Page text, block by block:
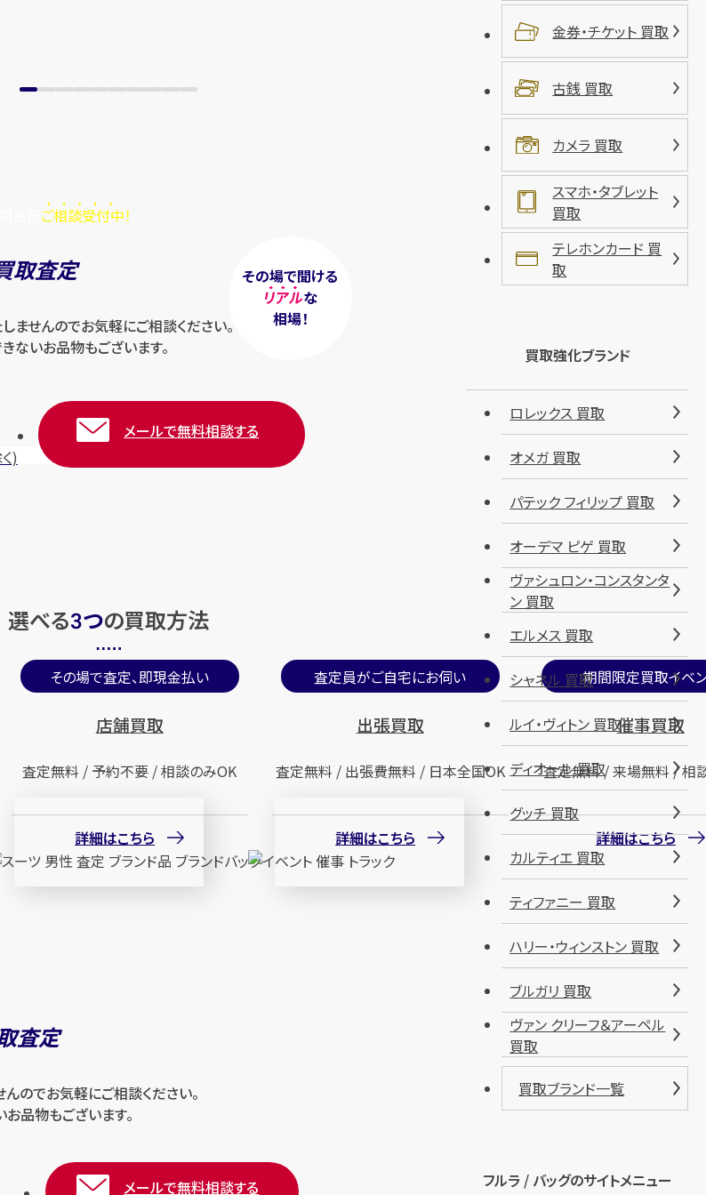
ご相談受付中！
その場で聞ける
リアルな
相場！
取査定
せんのでお気軽にご相談ください。
ないお品物もございます。
)
メールで無料相談する
選べる3つの買取方法
その場で査定、即現金払い
店舗買取
査定無料 / 予約不要 / 相談のみOK
詳細はこちら
査定員がご自宅にお伺い
出張買取
査定無料 / 出張費無料 / 日本全国OK
詳細はこちら
期間限定買取イベ
催事買取
査定無料 / 来場無料 / 相
詳細はこちら
査定
のでお気軽にご相談ください。
品物もございます。
メールで無料相談する
金券・チケット 買取
古銭 買取
カメラ 買取
スマホ・タブレット
買取
テレホンカード 買
取
買取強化ブランド
ロレックス 買取
オメガ 買取
パテック フィリップ 買取
オーデマ ピゲ 買取
ヴァシュロン・コンスタンタ
ン 買取
エルメス 買取
シャネル 買取
ルイ・ヴィトン 買取
ディオール 買取
グッチ 買取
カルティエ 買取
ティファニー 買取
ハリー・ウィンストン 買取
ブルガリ 買取
ヴァン クリーフ＆アーペル
買取
買取ブランド一覧
フルラ / バッグのサイトメニュー